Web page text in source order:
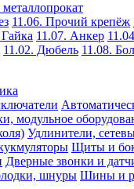
11.06. Прочий крепёж
11.07. Анкер
11.02. Дюбель 11.08.
модульное
Удлинители,
Щиты и
Дверные звонки и
шнуры Шины и